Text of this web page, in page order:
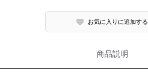
お気に入りに追加する
商品説明